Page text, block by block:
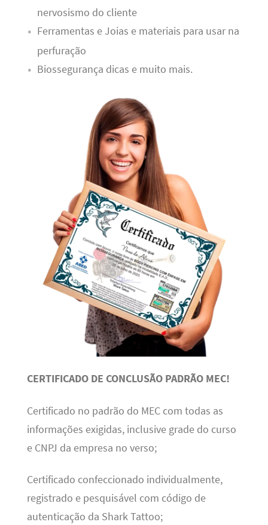
nervosismo do cliente
Ferramentas e Joias e materiais para usar na
perfuração
Biossegurança dicas e muito mais.
CERTIFICADO DE CONCLUSÃO PADRÃO MEC!
Certificado no padrão do MEC com todas as
informações exigidas, inclusive grade do curso
e CNPJ da empresa no verso;
Certificado confeccionado individualmente,
registrado e pesquisável com código de
autenticação da Shark Tattoo;